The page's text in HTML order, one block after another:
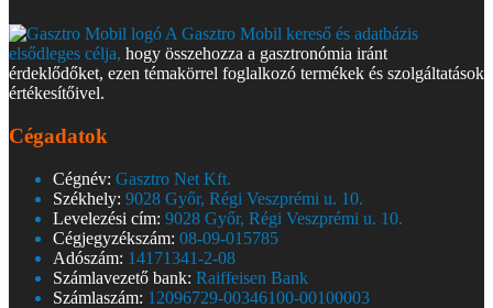
A Gasztro Mobil kereső és adatbázis
elsődleges célja, hogy összehozza a gasztronómia iránt
érdeklődőket, ezen témakörrel foglalkozó termékek és szolgáltatások
értékesítőivel.
Cégadatok
Cégnév: Gasztro Net Kft.
Székhely: 9028 Győr, Régi Veszprémi u. 10.
Levelezési cím: 9028 Győr, Régi Veszprémi u. 10.
Cégjegyzékszám: 08-09-015785
Adószám: 14171341-2-08
Számlavezető bank: Raiffeisen Bank
Számlaszám: 12096729-00346100-00100003